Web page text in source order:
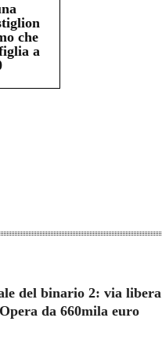
che
a
del binario 2: via libera
da 660mila euro